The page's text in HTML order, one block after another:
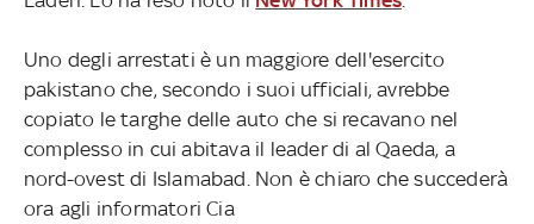
Uno degli arrestati è un maggiore dell'esercito
pakistano che, secondo i suoi ufficiali, avrebbe
copiato le targhe delle auto che si recavano nel
complesso in cui abitava il leader di al Qaeda, a
nord-ovest di Islamabad. Non è chiaro che succederà
ora agli informatori Cia